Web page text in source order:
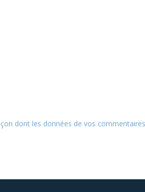
dont les données de vos